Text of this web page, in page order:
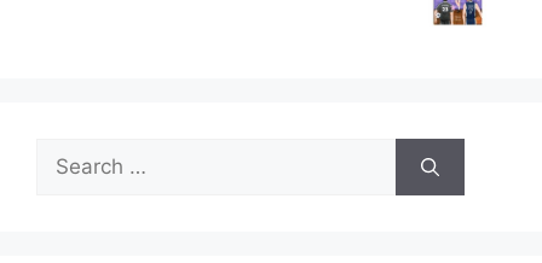
Search
for: